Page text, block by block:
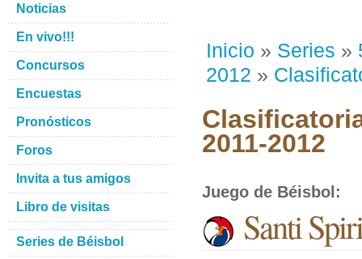
Inicio » Series »
2012 »
2011-2012
Juego de Béisbol :
Santi
Noticias
En vivo!!!
Concursos
Encuestas
Pronósticos
Foros
Invita a tus amigos
Libro de visitas
Series de Béisbol